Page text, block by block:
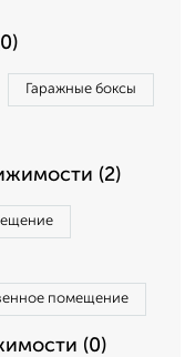
Гаражные боксы
(2)
помещение
(0)